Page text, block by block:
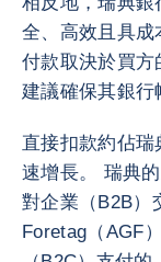
全、高效且具成
付款取決於買方
建議確保其銀行
直接扣款約佔
速增長。 瑞典
對企業（B2B）
Foretag（AGF